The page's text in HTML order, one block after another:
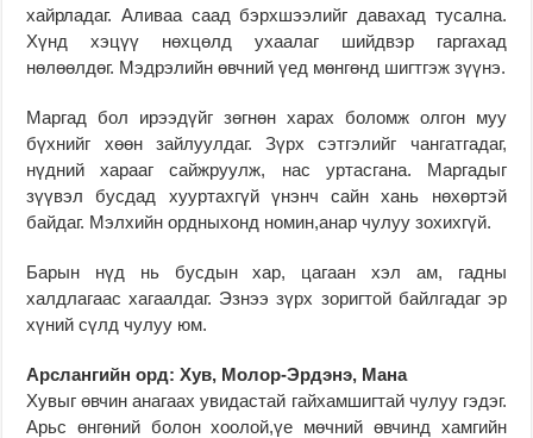
хайрладаг. Аливаа саад бэрхшээлийг давахад тусална.
Хүнд хэцүү нөхцөлд ухаалаг шийдвэр гаргахад
нөлөөлдөг. Мэдрэлийн өвчний үед мөнгөнд шигтгэж зүүнэ.
Маргад бол ирээдүйг зөгнөн харах боломж олгон муу
бүхнийг хөөн зайлуулдаг. Зүрх сэтгэлийг чангатгадаг,
нүдний харааг сайжруулж, нас уртасгана. Маргадыг
зүүвэл бусдад хууртахгүй үнэнч сайн хань нөхөртэй
байдаг. Мэлхийн ордныхонд номин,анар чулуу зохихгүй.
Барын нүд нь бусдын хар, цагаан хэл ам, гадны
халдлагаас хагаалдаг. Эзнээ зүрх зоригтой байлгадаг эр
хүний сүлд чулуу юм.
Арслангийн орд: Хув, Молор-Эрдэнэ, Мана
Хувыг өвчин анагаах увидастай гайхамшигтай чулуу гэдэг.
Арьс өнгөний болон хоолой,үе мөчний өвчинд хамгийн